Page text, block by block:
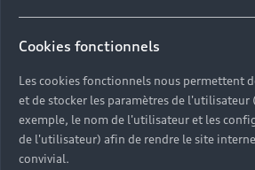
Performance et
Disponible en version thermique
rechargeable TFSI e, l’Audi Q5 fait
grande efficacité énergétique. Sa
intégrale quattro assure sa
Cookies fonctionnels
Les cookies fonctionnels nous permettent
et de stocker les paramètres de l'utilisateur
exemple, le nom de l'utilisateur et les
de l'utilisateur) afin de rendre le site
convivial.